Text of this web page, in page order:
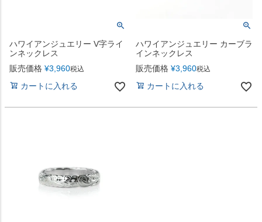
ハワイアンジュエリー V字ライ
ンネックレス
販売価格 ¥3,960税込
カートに入れる
ハワイアンジュエリー カーブラ
インネックレス
販売価格 ¥3,960税込
カートに入れる